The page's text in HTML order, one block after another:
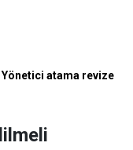
Yönetici atama revize